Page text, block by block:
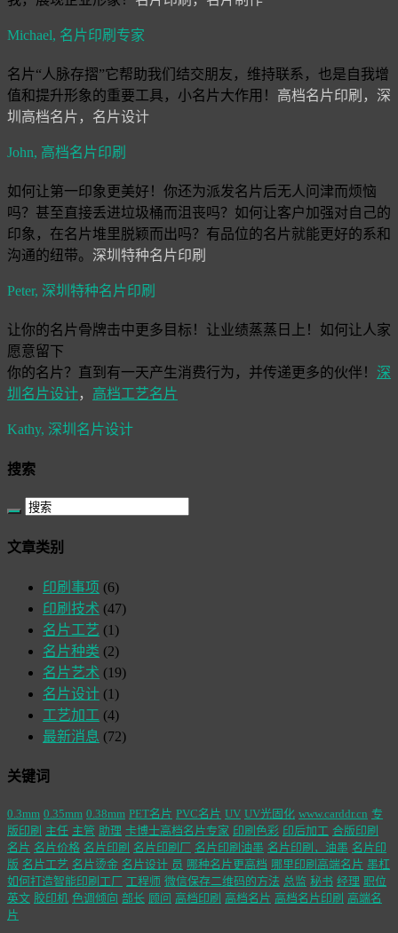
Michael, 名片印刷专家
名片“人脉存摺”它帮助我们结交朋友，维持联系，也是自我增
值和提升形象的重要工具，小名片大作用！ 高档名片印刷，深
圳高档名片，名片设计
John, 高档名片印刷
如何让第一印象更美好！你还为派发名片后无人问津而烦恼
吗？甚至直接丢进垃圾桶而沮丧吗？如何让客户加强对自己的
印象，在名片堆里脱颖而出吗？有品位的名片就能更好的系和
沟通的纽带。 深圳特种名片印刷
Peter, 深圳特种名片印刷
让你的名片骨牌击中更多目标！让业绩蒸蒸日上！如何让人家
愿意留下
你的名片？直到有一天产生消费行为，并传递更多的伙伴！ 深
圳名片设计， 高档工艺名片
Kathy, 深圳名片设计
搜索
文章类别
印刷事项 (6)
印刷技术 (47)
名片工艺 (1)
名片种类 (2)
名片艺术 (19)
名片设计 (1)
工艺加工 (4)
最新消息 (72)
关键词
0.3mm 0.35mm 0.38mm PET名片 PVC名片 UV UV光固化 www.carddr.cn 专
版印刷 主任 主管 助理 卡博士高档名片专家 印刷色彩 印后加工 合版印刷
名片 名片价格 名片印刷 名片印刷厂 名片印刷油墨 名片印刷，油墨 名片印
版 名片工艺 名片烫金 名片设计 员 哪种名片更高档 哪里印刷高端名片 墨杠
如何打造智能印刷工厂 工程师 微信保存二维码的方法 总监 秘书 经理 职位
英文 胶印机 色调倾向 部长 顾问 高档印刷 高档名片 高档名片印刷 高端名
片